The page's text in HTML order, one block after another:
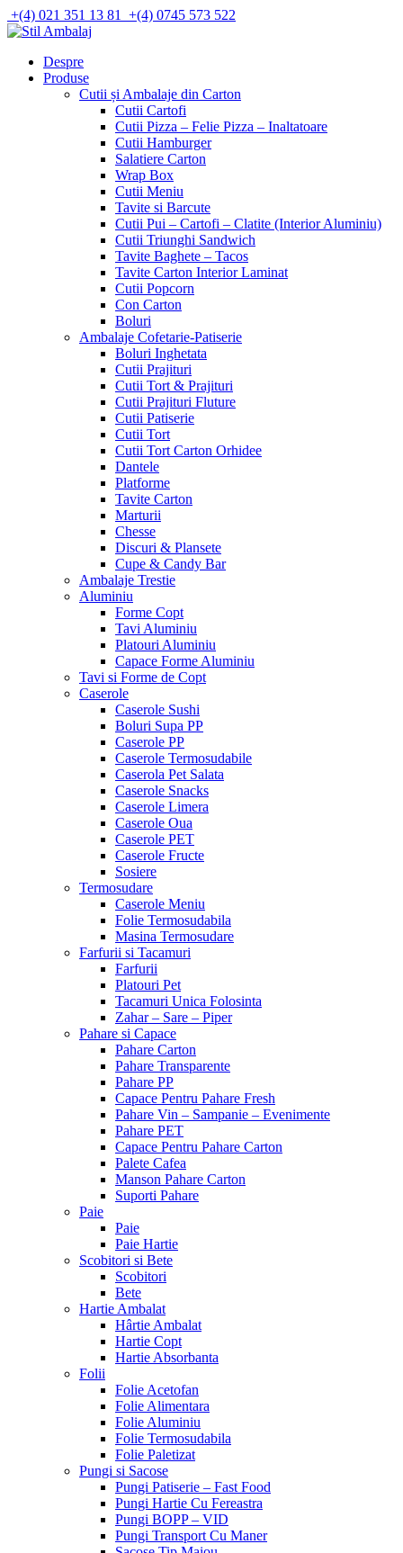
Skip
to
+(4) 021 351 13 81 +(4) 0745 573 522
Despre
Produse
Cutii și Ambalaje din Carton
Cutii Cartofi
Cutii Pizza – Felie Pizza – Inaltatoare
Cutii Hamburger
Salatiere Carton
Wrap Box
Cutii Meniu
Tavite si Barcute
Cutii Pui – Cartofi – Clatite (Interior Aluminiu)
Cutii Triunghi Sandwich
Tavite Baghete – Tacos
Tavite Carton Interior Laminat
Cutii Popcorn
Con Carton
Boluri
Ambalaje Cofetarie-Patiserie
Boluri Inghetata
Cutii Prajituri
Cutii Tort & Prajituri
Cutii Prajituri Fluture
Cutii Patiserie
Cutii Tort
Cutii Tort Carton Orhidee
Dantele
Platforme
Tavite Carton
Marturii
Chesse
Discuri & Plansete
Cupe & Candy Bar
Ambalaje Trestie
Aluminiu
Forme Copt
Tavi Aluminiu
Platouri Aluminiu
Capace Forme Aluminiu
Tavi si Forme de Copt
Caserole
Caserole Sushi
Boluri Supa PP
Caserole PP
Caserole Termosudabile
Caserola Pet Salata
Caserole Snacks
Caserole Limera
Caserole Oua
Caserole PET
Caserole Fructe
Sosiere
Termosudare
Caserole Meniu
Folie Termosudabila
Masina Termosudare
Farfurii si Tacamuri
Farfurii
Platouri Pet
Tacamuri Unica Folosinta
Zahar – Sare – Piper
Pahare si Capace
Pahare Carton
Pahare Transparente
Pahare PP
Capace Pentru Pahare Fresh
Pahare Vin – Sampanie – Evenimente
Pahare PET
Capace Pentru Pahare Carton
Palete Cafea
Manson Pahare Carton
Suporti Pahare
Paie
Paie
Paie Hartie
Scobitori si Bete
Scobitori
Bete
Hartie Ambalat
Hârtie Ambalat
Hartie Copt
Hartie Absorbanta
Folii
Folie Acetofan
Folie Alimentara
Folie Aluminiu
Folie Termosudabila
Folie Paletizat
Pungi si Sacose
Pungi Patiserie – Fast Food
Pungi Hartie Cu Fereastra
Pungi BOPP – VID
Pungi Transport Cu Maner